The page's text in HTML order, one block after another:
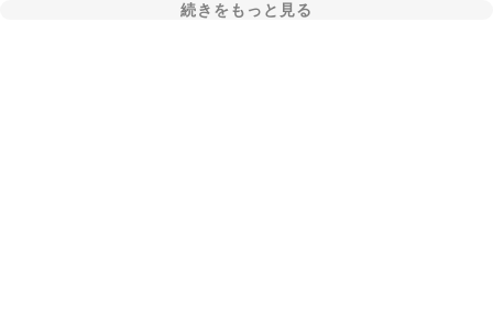
続きをもっと見る